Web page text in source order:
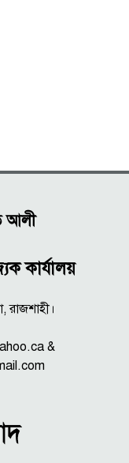
আলী
কার্যালয়
রাজশাহী।
&